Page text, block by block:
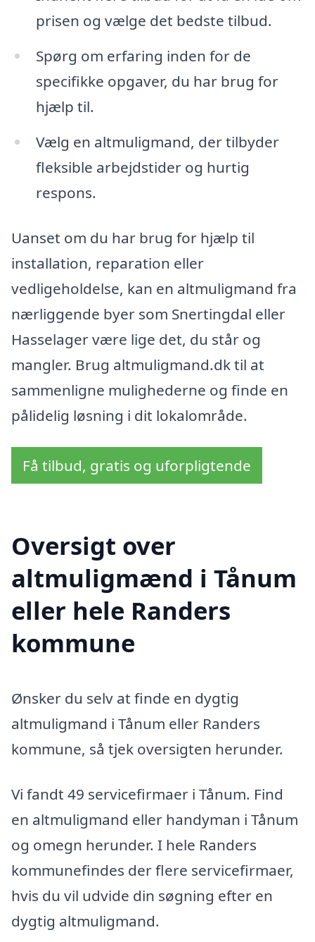
prisen og vælge det bedste tilbud.
Spørg om erfaring inden for de
specifikke opgaver, du har brug for
hjælp til.
Vælg en altmuligmand, der tilbyder
fleksible arbejdstider og hurtig
respons.
Uanset om du har brug for hjælp til
installation, reparation eller
vedligeholdelse, kan en altmuligmand fra
nærliggende byer som Snertingdal eller
Hasselager være lige det, du står og
mangler. Brug altmuligmand.dk til at
sammenligne mulighederne og finde en
pålidelig løsning i dit lokalområde.
Få tilbud, gratis og uforpligtende
Oversigt over
altmuligmænd i Tånum
eller hele Randers
kommune
Ønsker du selv at finde en dygtig
altmuligmand i Tånum eller Randers
kommune, så tjek oversigten herunder.
Vi fandt 49 servicefirmaer i Tånum. Find
en altmuligmand eller handyman i Tånum
og omegn herunder. I hele Randers
kommunefindes der flere servicefirmaer,
hvis du vil udvide din søgning efter en
dygtig altmuligmand.